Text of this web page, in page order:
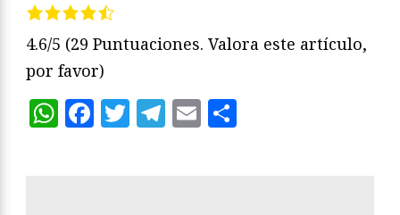
4.6/5 (29 Puntuaciones. Valora este artículo,
por favor)
WhatsApp
Facebook
Twitter
Telegram
Email